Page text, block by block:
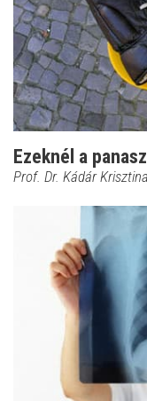
Ezeknél a
Prof. Dr. Kádár Krisztina